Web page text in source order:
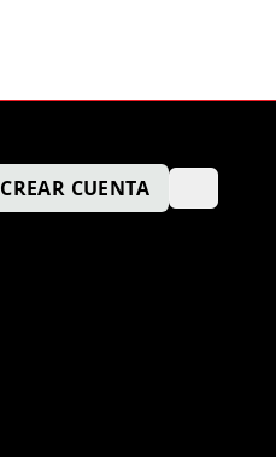
CREAR CUENTA